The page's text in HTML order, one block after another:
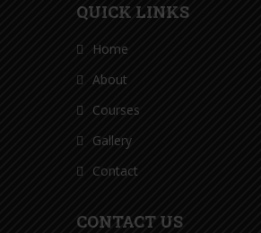
QUICK LINKS
Home
About
Courses
Gallery
Contact
CONTACT US